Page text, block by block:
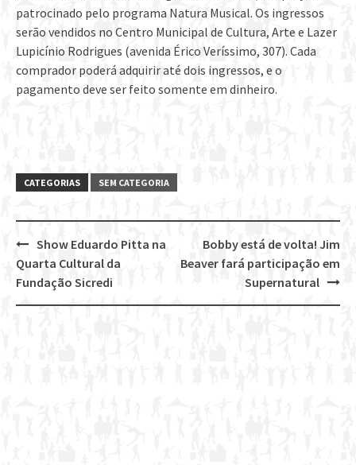
patrocinado pelo programa Natura Musical. Os ingressos
serão vendidos no Centro Municipal de Cultura, Arte e Lazer
Lupicínio Rodrigues (avenida Érico Veríssimo, 307). Cada
comprador poderá adquirir até dois ingressos, e o
pagamento deve ser feito somente em dinheiro.
CATEGORIAS SEM CATEGORIA
Post
navigation
Bobby está de volta! Jim
Beaver fará participação em
Supernatural
Show Eduardo Pitta na
Quarta Cultural da
Fundação Sicredi